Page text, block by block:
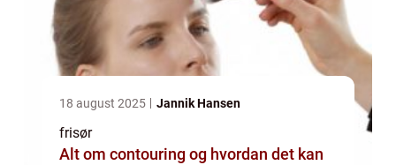
18 august 2025 Jannik Hansen
frisør
Alt om contouring og hvordan det kan